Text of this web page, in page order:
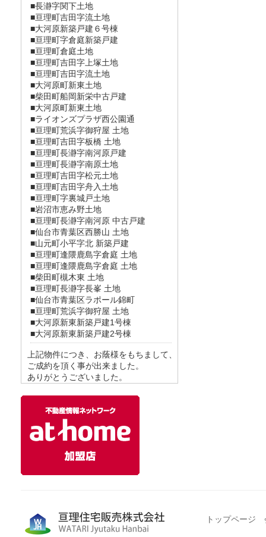
■長瀞󠄀字関下土地
■亘理町吉田字流土地
■大河原新築戸建６号棟
■亘理町字倉庭新築戸建
■亘理町倉庭土地
■亘理町吉田字上塚土地
■亘理町吉田字流土地
■大河原町新東土地
■柴田町船岡新栄中古戸建
■大河原町新東土地
■ライオンズプラザ西公園通
■亘理町荒浜字御狩屋 土地
■亘理町吉田字板橋 土地
■亘理町長瀞字南河原戸建
■亘理町長瀞字南原土地
■亘理町吉田字松元土地
■亘理町吉田字舟入土地
■亘理町字裏城戸土地
■岩沼市恵み野土地
■亘理町長瀞字南河原 中古戸建
■仙台市青葉区西勝山 土地
■山元町小平字北 新築戸建
■亘理町逢隈鹿島字倉庭 土地
■亘理町逢隈鹿島字倉庭 土地
■柴田町槻木東 土地
■亘理町長瀞字長峯 土地
■仙台市青葉区ラポール錦町
■亘理町荒浜字御狩屋 土地
■大河原新東新築戸建1号棟
■大河原新東新築戸建2号棟
上記物件につき、お蔭様をもちまして、
ご成約を頂く事が出来ました。
ありがとうございました。
トップページ